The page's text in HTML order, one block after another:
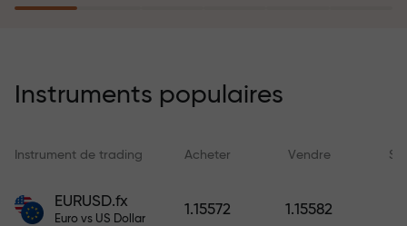
rêves simplement en effectuant un
risques rembourse vos pertes et
garantit un triplement des profits
tranquillité — votre capital est
Instruments populaires
Instrument de trading Acheter Vendre
EURUSD.fx
Euro vs US Dollar
1.15572 1.15582